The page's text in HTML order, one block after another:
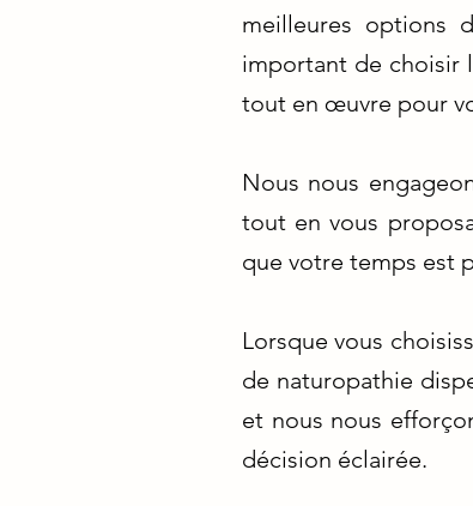
meilleures options
important de choisir
tout en œuvre pour
Nous nous
tout en vous
que votre temps est
Lorsque vous
de naturopathie
et nous nous
décision éclairée.